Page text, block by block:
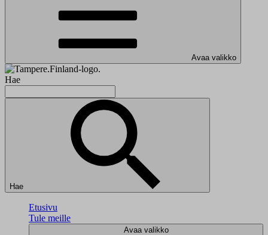
Avaa valikko
Hae
Hae
Etusivu
Tule meille
Avaa valikko